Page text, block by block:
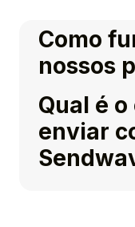
Como
nossos
Qual é
enviar